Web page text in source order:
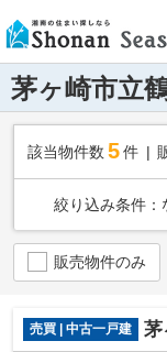
茅ヶ崎市立
該当物件数 5件
絞り込み条件：
販売物件のみ
売買 | 中古一戸建 茅